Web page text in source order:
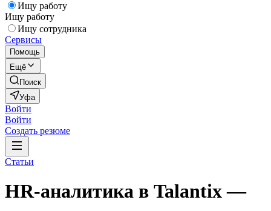
Ищу работу
Ищу работу
Ищу сотрудника
Сервисы
Помощь
Ещё
Поиск
Уфа
Войти
Войти
Создать резюме
Статьи
HR-аналитика в Talantix —